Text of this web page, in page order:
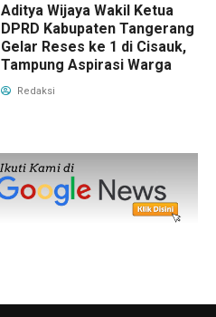
Aditya Wijaya Wakil Ketua
DPRD Kabupaten Tangerang
Gelar Reses ke 1 di Cisauk,
Tampung Aspirasi Warga
Redaksi